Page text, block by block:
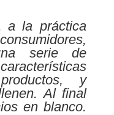
a la práctica
serie de
y
Al final
en blanco.